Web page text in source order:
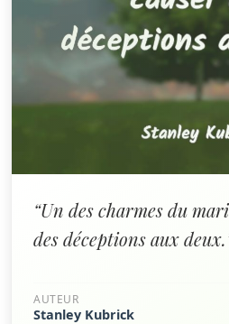
“Un des charmes du
des déceptions aux
AUTEUR
Stanley Kubrick